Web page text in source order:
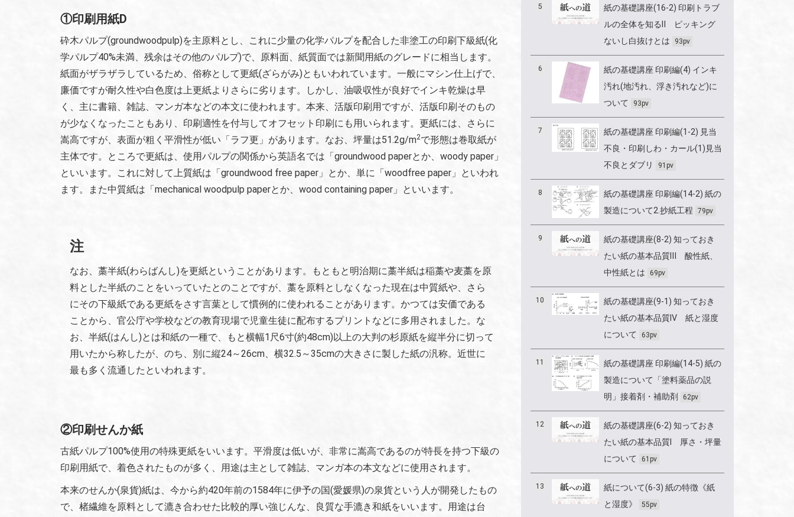
①印刷用紙D
砕木パルプ(groundwoodpulp)を主原料とし、これに少量の化学パルプを配合した非塗工の印刷下級紙(化
学パルプ40%未満、残余はその他のパルプ)で、原料面、紙質面では新聞用紙のグレードに相当します。
紙面がザラザラしているため、俗称として更紙(ざらがみ)ともいわれています。一般にマシン仕上げで、
廉価ですが耐久性や白色度は上更紙よりさらに劣ります。しかし、油吸収性が良好でインキ乾燥は早
く、主に書籍、雑誌、マンガ本などの本文に使われます。本来、活版印刷用ですが、活版印刷そのもの
が少なくなったこともあり、印刷適性を付与してオフセット印刷にも用いられます。更紙には、さらに
嵩高ですが、表面が粗く平滑性が低い「ラフ更」があります。なお、坪量は51.2g/m2で形態は巻取紙が
主体です。ところで更紙は、使用パルプの関係から英語名では「groundwood paperとか、woody paper」
といいます。これに対して上質紙は「groundwood free paper」とか、単に「woodfree paper」といわれ
ます。また中質紙は「mechanical woodpulp paperとか、wood containing paper」といいます。
注
なお、藁半紙(わらばんし)を更紙ということがあります。もともと明治期に藁半紙は稲藁や麦藁を原
料とした半紙のことをいっていたとのことですが、藁を原料としなくなった現在は中質紙や、さら
にその下級紙である更紙をさす言葉として慣例的に使われることがあります。かつては安価である
ことから、官公庁や学校などの教育現場で児童生徒に配布するプリントなどに多用されました。な
お、半紙(はんし)とは和紙の一種で、もと横幅1尺6寸(約48cm)以上の大判の杉原紙を縦半分に切って
用いたから称したが、のち、別に縦24～26cm、横32.5～35cmの大きさに製した紙の汎称。近世に
最も多く流通したといわれます。
②印刷せんか紙
古紙パルプ100%使用の特殊更紙をいいます。平滑度は低いが、非常に嵩高であるのが特長を持つ下級の
印刷用紙で、着色されたものが多く、用途は主として雑誌、マンガ本の本文などに使用されます。
本来のせんか(泉貨)紙は、今から約420年前の1584年に伊予の国(愛媛県)の泉貨という人が開発したもの
で、楮繊維を原料として漉き合わせた比較的厚い強じんな、良質な手漉き和紙をいいます。用途は台
5
紙の基礎講座(16-2) 印刷トラブ
ルの全体を知るⅡ ピッキング
ないし白抜けとは
93pv
6
紙の基礎講座 印刷編(4) インキ
汚れ(地汚れ、浮き汚れなど)に
ついて
93pv
7
紙の基礎講座 印刷編(1-2) 見当
不良・印刷しわ・カール(1)見当
不良とダブリ
91pv
8
紙の基礎講座 印刷編(14-2) 紙の
製造について2.抄紙工程
79pv
9
紙の基礎講座(8-2) 知っておき
たい紙の基本品質Ⅲ 酸性紙、
中性紙とは
69pv
10
紙の基礎講座(9-1) 知っておき
たい紙の基本品質Ⅳ 紙と湿度
について
63pv
11
紙の基礎講座 印刷編(14-5) 紙の
製造について「塗料薬品の説
明」接着剤・補助剤
62pv
12
紙の基礎講座(6-2) 知っておき
たい紙の基本品質Ⅰ 厚さ・坪量
について
61pv
13
紙について(6-3) 紙の特徴《紙
と湿度》
55pv